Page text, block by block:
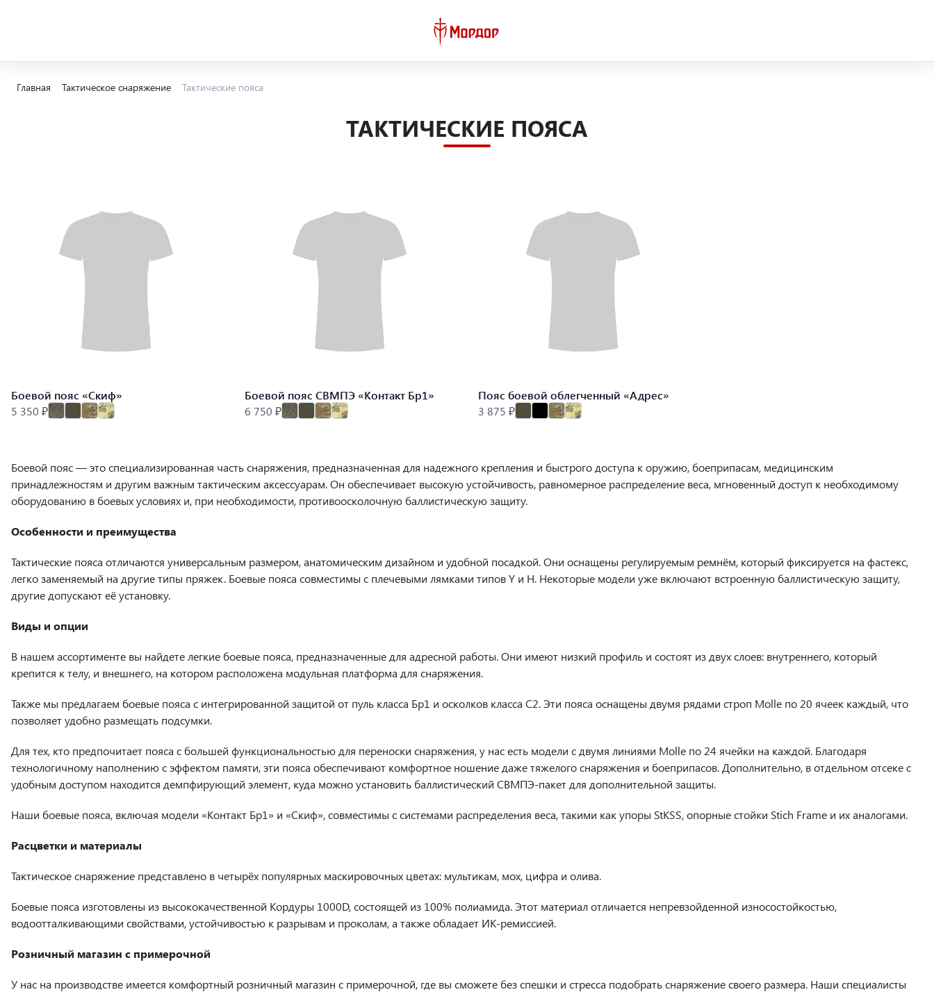
Главная Тактическое снаряжение Тактические пояса
ТАКТИЧЕСКИЕ ПОЯСА
Боевой пояс «Скиф»
5 350 ₽
Боевой пояс СВМПЭ «Контакт Бр1»
6 750 ₽
Пояс боевой облегченный «Адрес»
3 875 ₽
Боевой пояс — это специализированная часть снаряжения, предназначенная для надежного крепления и быстрого доступа к оружию, боеприпасам, медицинским
принадлежностям и другим важным тактическим аксессуарам. Он обеспечивает высокую устойчивость, равномерное распределение веса, мгновенный доступ к необходимому
оборудованию в боевых условиях и, при необходимости, противоосколочную баллистическую защиту.
Особенности и преимущества
Тактические пояса отличаются универсальным размером, анатомическим дизайном и удобной посадкой. Они оснащены регулируемым ремнём, который фиксируется на фастекс,
легко заменяемый на другие типы пряжек. Боевые пояса совместимы с плечевыми лямками типов Y и H. Некоторые модели уже включают встроенную баллистическую защиту,
другие допускают её установку.
Виды и опции
В нашем ассортименте вы найдете легкие боевые пояса, предназначенные для адресной работы. Они имеют низкий профиль и состоят из двух слоев: внутреннего, который
крепится к телу, и внешнего, на котором расположена модульная платформа для снаряжения.
Также мы предлагаем боевые пояса с интегрированной защитой от пуль класса Бр1 и осколков класса С2. Эти пояса оснащены двумя рядами строп Molle по 20 ячеек каждый, что
позволяет удобно размещать подсумки.
Для тех, кто предпочитает пояса с большей функциональностью для переноски снаряжения, у нас есть модели с двумя линиями Molle по 24 ячейки на каждой. Благодаря
технологичному наполнению с эффектом памяти, эти пояса обеспечивают комфортное ношение даже тяжелого снаряжения и боеприпасов. Дополнительно, в отдельном отсеке с
удобным доступом находится демпфирующий элемент, куда можно установить баллистический СВМПЭ-пакет для дополнительной защиты.
Наши боевые пояса, включая модели «Контакт Бр1» и «Скиф», совместимы с системами распределения веса, такими как упоры StKSS, опорные стойки Stich Frame и их аналогами.
Расцветки и материалы
Тактическое снаряжение представлено в четырёх популярных маскировочных цветах: мультикам, мох, цифра и олива.
Боевые пояса изготовлены из высококачественной Кордуры 1000D, состоящей из 100% полиамида. Этот материал отличается непревзойденной износостойкостью,
водоотталкивающими свойствами, устойчивостью к разрывам и проколам, а также обладает ИК-ремиссией.
Розничный магазин с примерочной
У нас на производстве имеется комфортный розничный магазин с примерочной, где вы сможете без спешки и стресса подобрать снаряжение своего размера. Наши специалисты